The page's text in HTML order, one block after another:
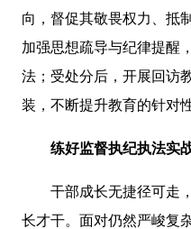
向，督促其敬畏权力、抵
加强思想疏导与纪律提醒
法；受处分后，开展回访
装，不断提升教育的针对
练好监督执纪执法实
干部成长无捷径可走，
长才干。面对仍然严峻复